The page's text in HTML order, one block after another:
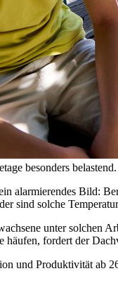
besonders
alarmierendes Bild:
sind solche
unter solchen
häufen, fordert der
und Produktivität ab